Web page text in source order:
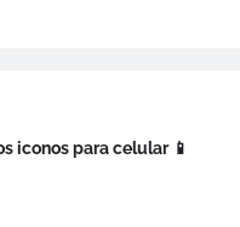
iconos para celular 📱